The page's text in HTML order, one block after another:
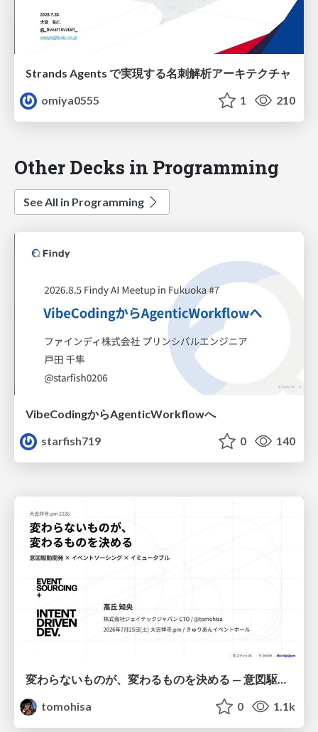
Strands Agents で実現する名刺解析アーキテクチャ
omiya0555
1 210
Other Decks in Programming
See All in Programming
VibeCodingからAgenticWorkflowへ
starfish719
0 140
変わらないものが、変わるものを決める — 意図駆動開発 × イベントソーシング × イミュータブル | What Doesn't Change Decides What Can — IDD × Event Sourcing × Immutability
tomohisa
0 1.1k